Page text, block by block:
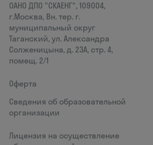
ОАНО ДПО "СКАЕНГ", 109004,
г.Москва, Вн. тер. г.
муниципальный округ
Таганский, ул. Александра
Солженицына, д. 23А, стр. 4,
помещ. 2/1
Оферта
Сведения об образовательной
организации
Лицензия на осуществление